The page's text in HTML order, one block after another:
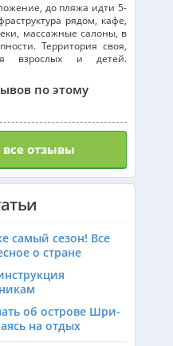
до пляжа идти 5-
рядом, кафе,
массажные салоны, в
Территория своя,
взрослых и детей.
по этому
все отзывы
самый сезон! Все
о стране
об острове Шри-
на отдых